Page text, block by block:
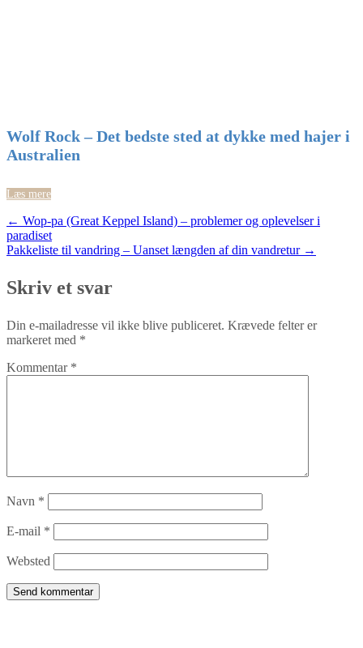
Wolf Rock – Det bedste sted at dykke med hajer i
Australien
Læs mere
Post
navigation
← Wop-pa (Great Keppel Island) – problemer og oplevelser i
paradiset
Pakkeliste til vandring – Uanset længden af din vandretur →
Skriv et svar
Din e-mailadresse vil ikke blive publiceret. Krævede felter er
markeret med *
Kommentar *
Navn *
E-mail *
Websted